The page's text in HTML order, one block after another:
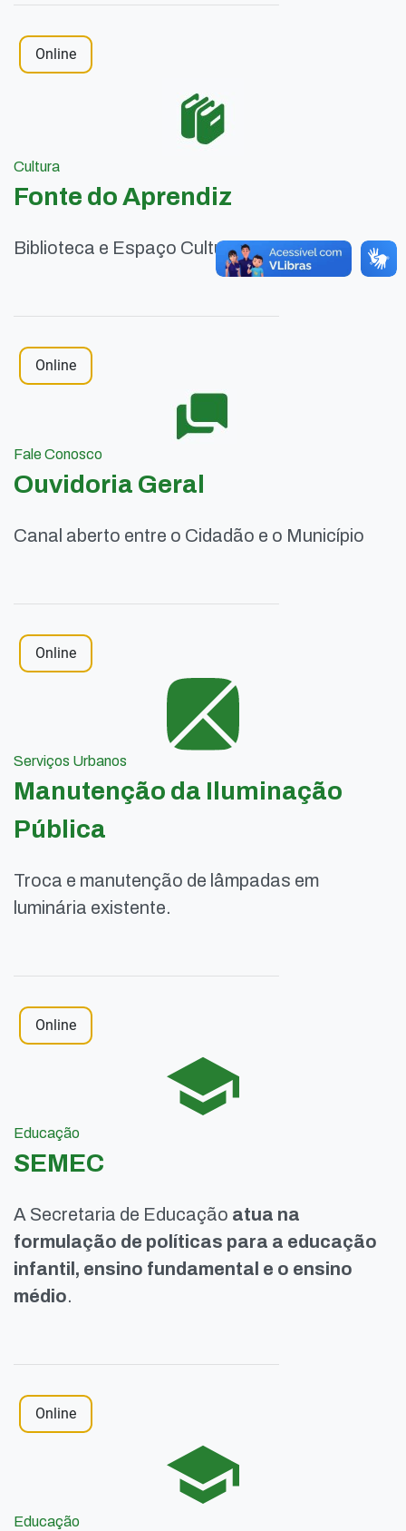
Online
Cultura
Fonte do Aprendiz
Biblioteca e Espaço Cultural
Online
Fale Conosco
Ouvidoria Geral
Canal aberto entre o Cidadão e o Município
Online
Serviços Urbanos
Manutenção da Iluminação
Pública
Troca e manutenção de lâmpadas em
luminária existente.
Online
Educação
SEMEC
A Secretaria de Educação atua na
formulação de políticas para a educação
infantil, ensino fundamental e o ensino
médio.
Online
Educação